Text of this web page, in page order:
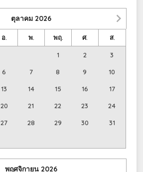
ตุลาคม 2026
อ. พ. พฤ. ศ. ส.
1 2 3
6 7 8 9 10
13 14 15 16 17
20 21 22 23 24
27 28 29 30 31
พฤศจิกายน 2026